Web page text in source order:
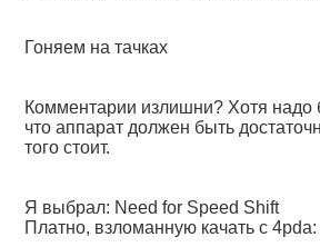
Гоняем на тачках
Комментарии излишни? Хотя надо
что аппарат должен быть
того стоит.
Я выбрал: Need for Speed Shift
Платно, взломанную качать с 4pda: